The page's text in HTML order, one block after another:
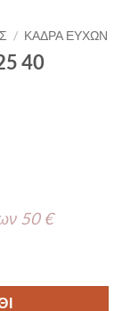
/ ΚΑΔΡΑ ΕΥΧΩΝ
40
50 €